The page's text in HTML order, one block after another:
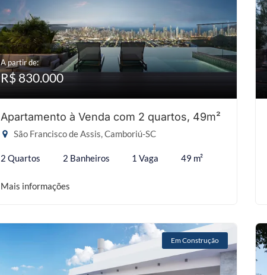
A partir de:
R$ 830.000
Apartamento à Venda com 2 quartos, 49m²
São Francisco de Assis, Camboriú-SC
2 Quartos 2 Banheiros 1 Vaga 49 m²
Mais informações
Em Construção